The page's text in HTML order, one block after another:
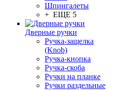
Шпингалеты
+ ЕЩЕ 5
Дверные ручки
Ручка-защелка
(Knob)
Ручка-кнопка
Ручка-скоба
Ручки на планке
Ручки раздельные